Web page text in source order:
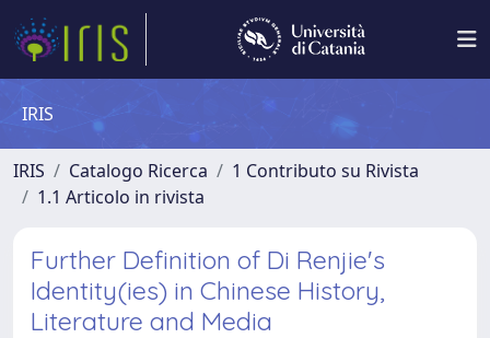
IRIS
IRIS Catalogo Ricerca
1 Contributo su Rivista
1.1 Articolo in rivista
Further Definition of Di Renjie's
Identity(ies) in Chinese History,
Literature and Media